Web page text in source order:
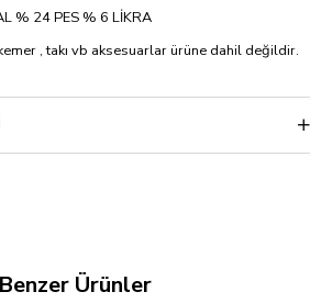
% 24 PES % 6 LİKRA
, takı vb aksesuarlar ürüne dahil değildir.
Benzer Ürünler